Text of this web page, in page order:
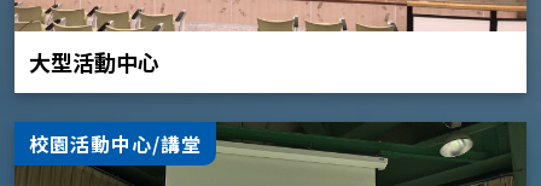
大型活動中心
校園活動中心/講堂